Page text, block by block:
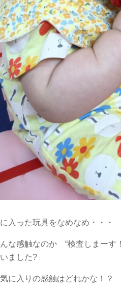
入った玩具をなめなめ・・・
な感触なのか “検査しまーす
ました?
に入りの感触はどれかな！？